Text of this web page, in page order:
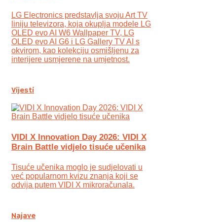
LG Electronics predstavlja svoju Art TV
liniju televizora, koja okuplja modele LG
OLED evo AI W6 Wallpaper TV, LG
OLED evo AI G6 i LG Gallery TV AI s
okvirom, kao kolekciju osmišljenu za
interijere usmjerene na umjetnost.
Vijesti
VIDI X Innovation Day 2026: VIDI X
Brain Battle vidjelo tisuće učenika
Tisuće učenika moglo je sudjelovati u
već popularnom kvizu znanja koji se
odvija putem VIDI X mikroračunala.
Najave